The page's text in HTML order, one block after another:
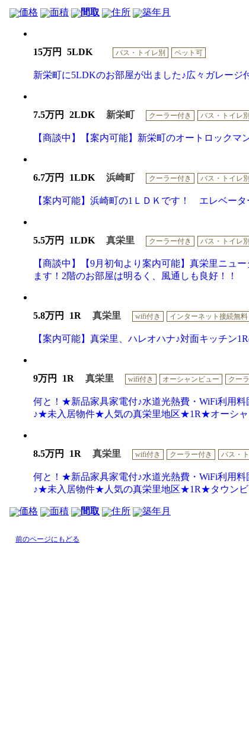
価格 面積 間取 住所 築年月
15万円 5LDK バス・トイレ別 ペット可
新栄町に5LDKのお部屋が出ました♪広々ガレー
7.5万円 2LDK 新栄町 クーラー付き バス・トイレ別
【商談中】【案内可能】新栄町のオートロックマ
6.7万円 1LDK 浜崎町 クーラー付き バス・トイレ別
【案内可能】浜崎町の1ＬＤＫです！ エレベー
5.5万円 1LDK 真栄里 クーラー付き バス・トイレ別
【商談中】【9月初旬より案内可能】真栄里ニュ
ます！2階のお部屋は明るく、風通しも良好！！
5.8万円 1R 真栄里 wifi付き インターネット接続無料
【案内可能】真栄里、ハレオハナ♪対面キッチン
9万円 1R 真栄里 wifi付き オーシャンビュー クー
何と！★新品家具家電付♪水道光熱費・WiFi利用
♪★未入居物件★人気の真栄里地区★1R★オーシャ
8.5万円 1R 真栄里 wifi付き クーラー付き バス・
何と！★新品家具家電付♪水道光熱費・WiFi利用
♪★未入居物件★人気の真栄里地区★1R★タウンビ
価格 面積 間取 住所 築年月
前のページにもどる